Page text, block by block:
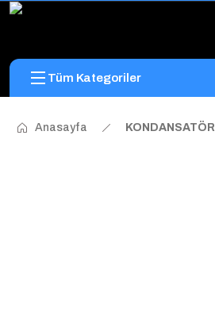
Tüm Kategoriler
Anasayfa KONDANSATÖR